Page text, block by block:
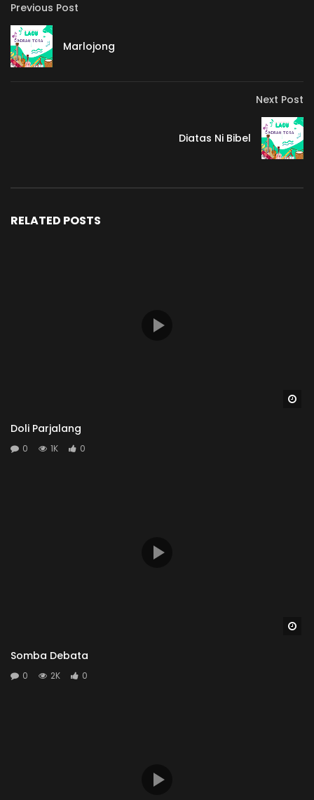
Previous Post
Marlojong
Next Post
Diatas Ni Bibel
RELATED POSTS
Doli Parjalang
0 1K 0
Somba Debata
0 2K 0